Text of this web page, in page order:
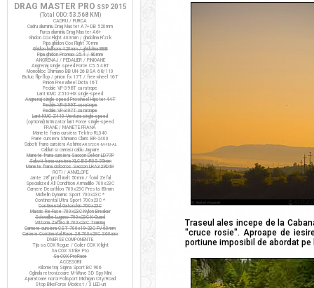
Traseul ales incepe de la
"cruce rosie". Aproape de
portiune imposibil de abordat pe
DRAG MASTER PRO SSP 2015
(Total ODO: 53.568 KM )
CADRU / FURCA
Cadru aluminiu Drag Master A7+ DB 520mm
Furca aluminiu Drag Master A6+
Ghidon Cox Flight 400mm / ghidolina Fi'zi:k
Pipa ghidon Cox Flight 70mm
Ghidon bullhorn 420mm / ghidolina BBB
Pipa ghidon Promax 25.4 / 80mm
ANGRENAJ / PEDALIER / PINIOANE
Angrenaj single speed Force C5.5 48T
Monobloc Shimano BB UN-26 BSA 68/110
Butuc flip-flop / pinion fix 17T / freewheel 16T
Pinion Freewheel Dicta 16T
Pedale VP-398T cu ratrape
Lant KMC Z510-HX single-speed
Angrenaj single speed Prowheel Hipster 44T
Pedale VP-399T cu ratrape
Pedale VP-397T cu ratrape
Lant KMC Z410 Ventura single-speed
(optional) Intinzator lant Force single-speed
FRANE / MANETE FRANA
Manete frana cursiera Tektro RL340
Frane cursiera Shimano Claris BR-2400
Saboti frana cursiera AshimaARS72CR-M-HU-AL
Cabluri si camasi cablu Jagwire
Manete frana cursiera Saccon Dekor LD77P
Saboti frana cursiera XLC BS-R05 55mm
Manete frana ciclocros Saccon LRA329D4P
ROTI / ANVELOPE
Jante 28" profil inalt 50mm / fond Zefal
Specialized All Condition Armadillo 700x23C
Camere Decathlon 700x23C Presta 80mm
Michelin Dynamic Sport 700x23C *
Continental Ultra Sport 700x23C *
Continental Gatorskin 700x23C
Maxxis Re-Fuse 700x23C Nylon Breaker
Schwalbe Lugano 700x23C K-Guard
Vittoria Zaffiro III 700x23C Training
Camere cursiera CST 700x19-23C FV 60mm
Camere Continental Race 28 700x23C S60mm
DIVERSE COMPONENTE
Tija sa COX Rogue / Colier COX X-light
Sa COX Strike Pro
Sa COX ProRace
ACCESORII
Kilometraj Sigma Sport BC 906
Oglinda retrovizoare M-Wave 3D Spy Mini
Aparatoare noroi Polisport Michigan City/Road
Stop BikeForce Modest / 3 LED-uri